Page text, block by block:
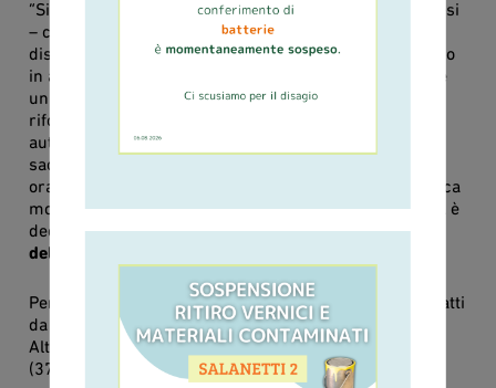
“Siamo soddisfatti del lavoro svolto in questi ultimi mesi
– commenta il presidente di Ascit,
distributore automatico rappresenta un ulteriore passo
in avanti verso la digitalizzazione dei servizi aziendali e
un modo per agevolare le famiglie di Altopascio nel
rifornimento dei sacchi. Usufruendo del distributore
automatico, gli utenti possono infatti ritirare i propri
sacchetti in tutta comodità e senza vincoli di giorni e
orari. Ricordiamo che l’uso del distributore non è l’unica
modalità per il ritiro dei sacchetti con Codice RFID, ma è
decisamente la più consigliata per larapidità
dell’operazione
Per eventuali ulteriori informazioni, questi sono i contatti
da tenere presenti: Ufficio tributi del Comune di
Altopascio (0583.240353), Staff del Sindaco
(377.3594051) e Urp di Ascit (0583.436311).